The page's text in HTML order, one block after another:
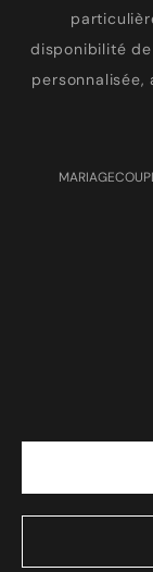
disponibilité
MARIAGE